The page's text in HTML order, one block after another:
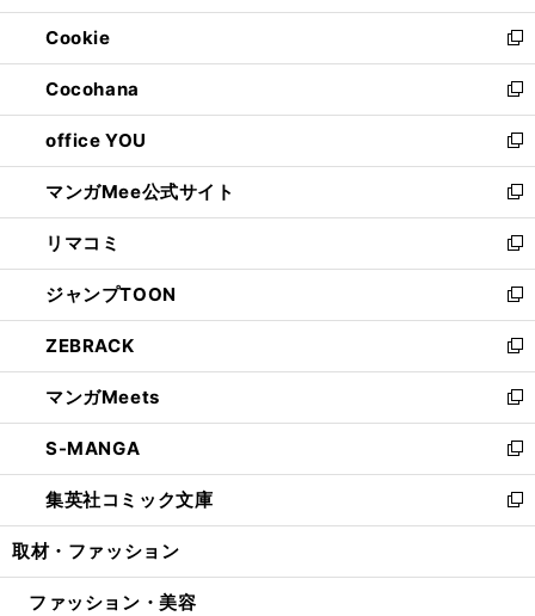
開
く
ウ
で
開
く
ン
ド
ウ
で
開
く
ウ
ィ
ン
ド
ウ
で
開
く
Cookie
新
し
い
ウ
ィ
ン
ド
ウ
で
開
く
Cocohana
新
し
い
ウ
ィ
ン
ド
ウ
で
開
く
office YOU
新
し
い
ウ
ィ
ン
ド
ウ
で
開
く
マンガMee公式サイト
新
し
い
ウ
ィ
ン
ド
ウ
で
開
く
リマコミ
新
し
い
ウ
ィ
ン
ド
ウ
で
開
く
ジャンプTOON
新
し
い
ウ
ィ
ン
ド
ウ
で
開
ZEBRACK
新
し
い
ウ
ィ
ン
ド
ウ
開
マンガMeets
新
し
い
ウ
ィ
ン
ウ
S-MANGA
新
し
い
ウ
ン
集英社コミック文庫
新
し
ウ
取材・ファッション
ファッション・美容